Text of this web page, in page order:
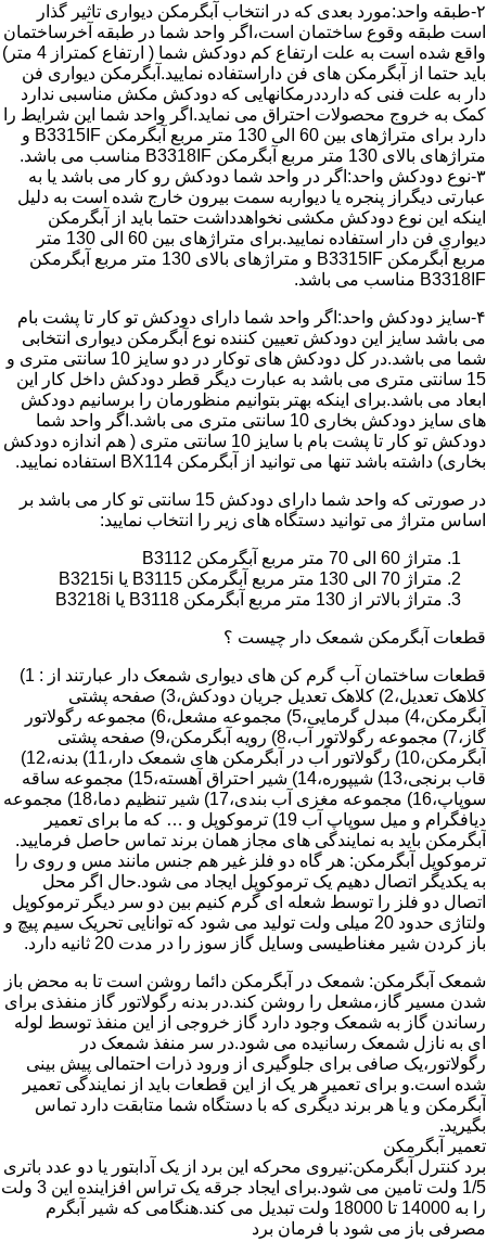
۲-طبقه واحد:مورد بعدی که در انتخاب آبگرمکن دیواری تاثیر گذار
است طبقه وقوع ساختمان است،اگر واحد شما در طبقه آخرساختمان
واقع شده است به علت ارتفاع کم دودکش شما ( ارتفاع کمتراز 4 متر)
باید حتما از آبگرمکن های فن داراستفاده نمایید.آبگرمکن دیواری فن
دار به علت فنی که دارددرمکانهایی که دودکش مکش مناسبی ندارد
کمک به خروج محصولات احتراق می نماید.اگر واحد شما این شرایط را
دارد برای متراژهای بین 60 الی 130 متر مربع آبگرمکن B3315IF و
متراژهای بالای 130 متر مربع آبگرمکن B3318IF مناسب می باشد.
۳-نوع دودکش واحد:اگر در واحد شما دودکش رو کار می باشد یا به
عبارتی دیگراز پنجره یا دیواربه سمت بیرون خارج شده است به دلیل
اینکه این نوع دودکش مکشی نخواهدداشت حتما باید از آبگرمکن
دیواری فن دار استفاده نمایید.برای متراژهای بین 60 الی 130 متر
مربع آبگرمکن B3315IF و متراژهای بالای 130 متر مربع آبگرمکن
B3318IF مناسب می باشد.
۴-سایز دودکش واحد:اگر واحد شما دارای دودکش تو کار تا پشت بام
می باشد سایز این دودکش تعیین کننده نوع آبگرمکن دیواری انتخابی
شما می باشد.در کل دودکش های توکار در دو سایز 10 سانتی متری و
15 سانتی متری می باشد به عبارت دیگر قطر دودکش داخل کار این
ابعاد می باشد.برای اینکه بهتر بتوانیم منظورمان را برسانیم دودکش
های سایز دودکش بخاری 10 سانتی متری می باشد.اگر واحد شما
دودکش تو کار تا پشت بام با سایز 10 سانتی متری ( هم اندازه دودکش
بخاری) داشته باشد تنها می توانید از آبگرمکن BX114 استفاده نمایید.
در صورتی که واحد شما دارای دودکش 15 سانتی تو کار می باشد بر
اساس متراژ می توانید دستگاه های زیر را انتخاب نمایید:
متراژ 60 الی 70 متر مربع آبگرمکن B3112
متراژ 70 الی 130 متر مربع آبگرمکن B3115 یا B3215i
متراژ بالاتر از 130 متر مربع آبگرمکن B3118 یا B3218i
قطعات آبگرمکن شمعک دار چیست ؟
قطعات ساختمان آب گرم کن های دیواری شمعک دار عبارتند از : 1)
کلاهک تعدیل،2) کلاهک تعدیل جریان دودکش،3) صفحه پشتی
آبگرمکن،4) مبدل گرمایی،5) مجموعه مشعل،6) مجموعه رگولاتور
گاز،7) مجموعه رگولاتور آب،8) رویه آبگرمکن،9) صفحه پشتی
آبگرمکن،10) رگولاتور آب در آبگرمکن های شمعک دار،11) بدنه،12)
قاب برنجی،13) شیپوره،14) شیر احتراق آهسته،15) مجموعه ساقه
سوپاپ،16) مجموعه مغزی آب بندی،17) شیر تنظیم دما،18) مجموعه
دیافگرام و میل سوپاپ آب 19) ترموکوپل و … که ما برای تعمیر
آبگرمکن باید به نمایندگی های مجاز همان برند تماس حاصل فرمایید.
ترموکوپل آبگرمکن: هر گاه دو فلز غیر هم جنس مانند مس و روی را
به یکدیگر اتصال دهیم یک ترموکوپل ایجاد می شود.حال اگر محل
اتصال دو فلز را توسط شعله ای گرم کنیم بین دو سر دیگر ترموکوپل
ولتاژی حدود 20 میلی ولت تولید می شود که توانایی تحریک سیم پیچ و
باز کردن شیر مغناطیسی وسایل گاز سوز را در مدت 20 ثانیه دارد.
شمعک آبگرمکن: شمعک در آبگرمکن دائما روشن است تا به محض باز
شدن مسیر گاز،مشعل را روشن کند.در بدنه رگولاتور گاز منفذی برای
رساندن گاز به شمعک وجود دارد گاز خروجی از این منفذ توسط لوله
ای به نازل شمعک رسانیده می شود.در سر منفذ شمعک در
رگولاتور،یک صافی برای جلوگیری از ورود ذرات احتمالی پیش بینی
شده است.و برای تعمیر هر یک از این قطعات باید از نمایندگی تعمیر
آبگرمکن و یا هر برند دیگری که با دستگاه شما متابقت دارد تماس
بگیرید.
تعمیر آبگرمکن
برد کنترل آبگرمکن:نیروی محرکه این برد از یک آدابتور یا دو عدد باتری
1/5 ولت تامین می شود.برای ایجاد جرقه یک تراس افزاینده این 3 ولت
را به 14000 تا 18000 ولت تبدیل می کند.هنگامی که شیر آبگرم
مصرفی باز می شود با فرمان برد